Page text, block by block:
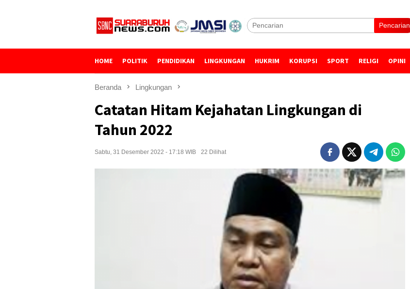
Pencarian
HOME POLITIK PENDIDIKAN LINGKUNGAN HUKRIM KORUPSI SPORT RELIGI OPINI
Beranda Lingkungan
Catatan Hitam Kejahatan Lingkungan di
Tahun 2022
Sabtu, 31 Desember 2022 - 17:18 WIB 22 Dilihat